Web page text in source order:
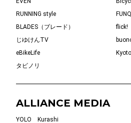
RUNNING style
BLADES（ブレード）
flick!
じゆけんTV
eBikeLife
タビノリ
ALLIANCE MEDIA
YOLO Kurashi